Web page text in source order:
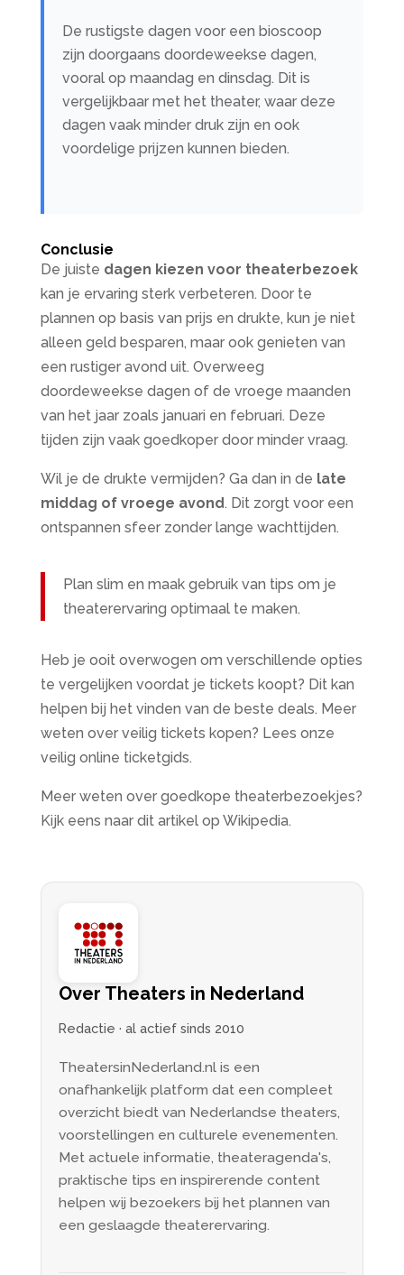
De rustigste dagen voor een bioscoop
zijn doorgaans doordeweekse dagen,
vooral op maandag en dinsdag. Dit is
vergelijkbaar met het theater, waar deze
dagen vaak minder druk zijn en ook
voordelige prijzen kunnen bieden.
Conclusie
De juiste dagen kiezen voor theaterbezoek
kan je ervaring sterk verbeteren. Door te
plannen op basis van prijs en drukte, kun je niet
alleen geld besparen, maar ook genieten van
een rustiger avond uit. Overweeg
doordeweekse dagen of de vroege maanden
van het jaar zoals januari en februari. Deze
tijden zijn vaak goedkoper door minder vraag.
Wil je de drukte vermijden? Ga dan in de late
middag of vroege avond. Dit zorgt voor een
ontspannen sfeer zonder lange wachttijden.
Plan slim en maak gebruik van tips om je
theaterervaring optimaal te maken.
Heb je ooit overwogen om verschillende opties
te vergelijken voordat je tickets koopt? Dit kan
helpen bij het vinden van de beste deals. Meer
weten over veilig tickets kopen? Lees onze
veilig online ticketgids.
Meer weten over goedkope theaterbezoekjes?
Kijk eens naar dit artikel op Wikipedia.
Over Theaters in Nederland
Redactie · al actief sinds 2010
TheatersinNederland.nl is een
onafhankelijk platform dat een compleet
overzicht biedt van Nederlandse theaters,
voorstellingen en culturele evenementen.
Met actuele informatie, theateragenda's,
praktische tips en inspirerende content
helpen wij bezoekers bij het plannen van
een geslaagde theaterervaring.